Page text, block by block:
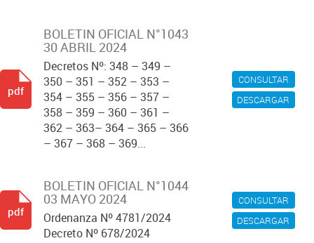
CONSULTAR
DESCARGAR
BOLETIN OFICIAL N°1043
30 ABRIL 2024
Decretos Nº: 348 – 349 –
350 – 351 – 352 – 353 –
354 – 355 – 356 – 357 –
358 – 359 – 360 – 361 –
362 – 363– 364 – 365 – 366
– 367 – 368 – 369...
pdf
CONSULTAR
DESCARGAR
BOLETIN OFICIAL N°1044
03 MAYO 2024
Ordenanza Nº 4781/2024
Decreto Nº 678/2024
pdf